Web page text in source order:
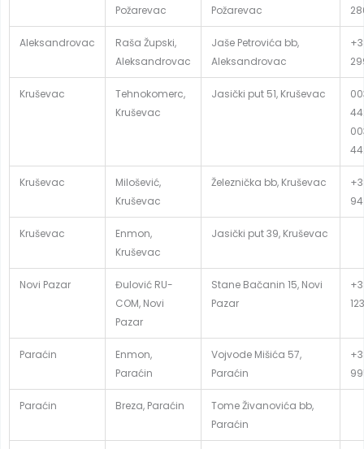
Požarevac
Požarevac
Aleksandrovac
Raša Župski,
Aleksandrovac
Jaše Petrovića bb,
Aleksandrovac
Kruševac
Tehnokomerc,
Kruševac
Jasički put 51, Kruševac
Kruševac
Milošević,
Kruševac
Železnička bb, Kruševac
Kruševac
Enmon,
Kruševac
Jasički put 39, Kruševac
Novi Pazar
Đulović RU-
COM, Novi
Pazar
Stane Bačanin 15, Novi
Pazar
123
Paraćin
Enmon,
Paraćin
Vojvode Mišića 57,
Paraćin
Paraćin Breza, Paraćin
Tome Živanovića bb,
Paraćin